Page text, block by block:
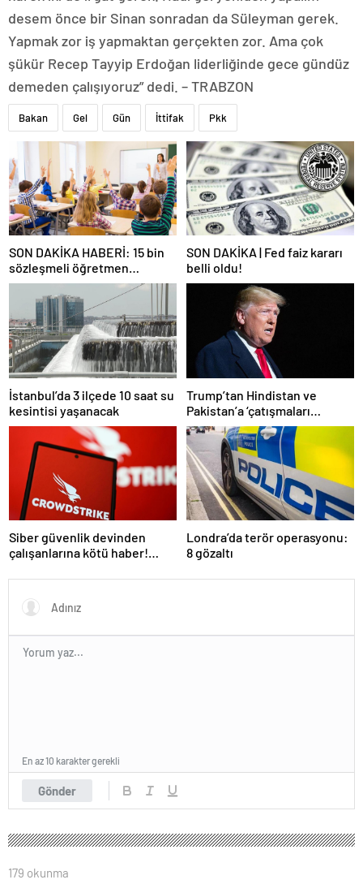
desem önce bir Sinan sonradan da Süleyman gerek.
Yapmak zor iş yapmaktan gerçekten zor. Ama çok
şükür Recep Tayyip Erdoğan liderliğinde gece gündüz
demeden çalışıyoruz” dedi. – TRABZON
Bakan Gel Gün İttifak Pkk
SON DAKİKA HABERİ: 15 bin
sözleşmeli öğretmen
atamasında sözlü sınava hak
kazanan adaylar açıklandı
SON DAKİKA | Fed faiz kararı
belli oldu!
İstanbul’da 3 ilçede 10 saat su
kesintisi yaşanacak
Trump’tan Hindistan ve
Pakistan’a ‘çatışmaları
durdurun’ çağrısı
Siber güvenlik devinden
çalışanlarına kötü haber!
Londra’da terör operasyonu:
8 gözaltı
Gönder
En az 10 karakter gerekli
179 okunma